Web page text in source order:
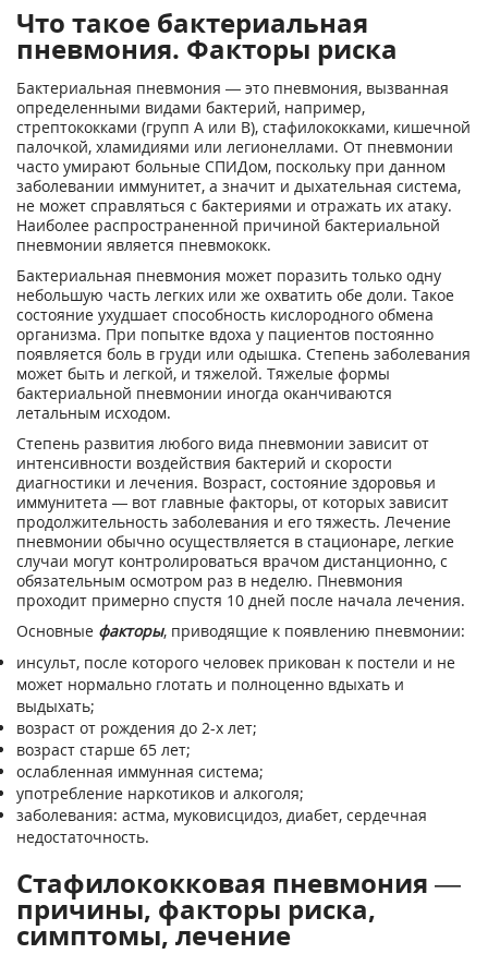
Что такое бактериальная
пневмония. Факторы риска
Бактериальная пневмония — это пневмония, вызванная
определенными видами бактерий, например,
стрептококками (групп А или В), стафилококками, кишечной
палочкой, хламидиями или легионеллами. От пневмонии
часто умирают больные СПИДом, поскольку при данном
заболевании иммунитет, а значит и дыхательная система,
не может справляться с бактериями и отражать их атаку.
Наиболее распространенной причиной бактериальной
пневмонии является пневмококк.
Бактериальная пневмония может поразить только одну
небольшую часть легких или же охватить обе доли. Такое
состояние ухудшает способность кислородного обмена
организма. При попытке вдоха у пациентов постоянно
появляется боль в груди или одышка. Степень заболевания
может быть и легкой, и тяжелой. Тяжелые формы
бактериальной пневмонии иногда оканчиваются
летальным исходом.
Степень развития любого вида пневмонии зависит от
интенсивности воздействия бактерий и скорости
диагностики и лечения. Возраст, состояние здоровья и
иммунитета — вот главные факторы, от которых зависит
продолжительность заболевания и его тяжесть. Лечение
пневмонии обычно осуществляется в стационаре, легкие
случаи могут контролироваться врачом дистанционно, с
обязательным осмотром раз в неделю. Пневмония
проходит примерно спустя 10 дней после начала лечения.
Основные факторы, приводящие к появлению пневмонии:
инсульт, после которого человек прикован к постели и не
может нормально глотать и полноценно вдыхать и
выдыхать;
возраст от рождения до 2-х лет;
возраст старше 65 лет;
ослабленная иммунная система;
употребление наркотиков и алкоголя;
заболевания: астма, муковисцидоз, диабет, сердечная
недостаточность.
Стафилококковая пневмония —
причины, факторы риска,
симптомы, лечение